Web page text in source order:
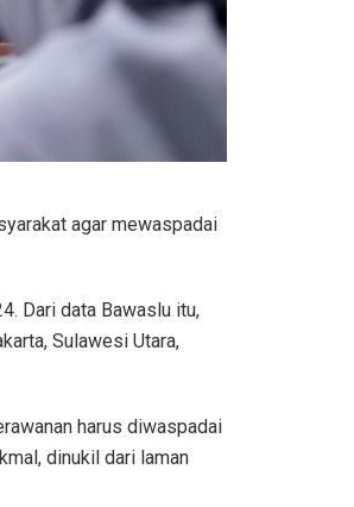
agar mewaspadai
Dari data Bawaslu itu,
Sulawesi Utara,
harus diwaspadai
dinukil dari laman